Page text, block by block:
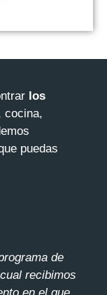
los
cocina,
puedas
de
l recibimos